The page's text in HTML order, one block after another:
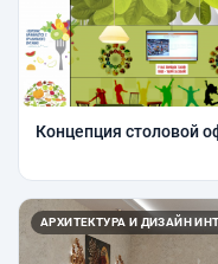
Концепция столовой
АРХИТЕКТУРА И ДИЗАЙН